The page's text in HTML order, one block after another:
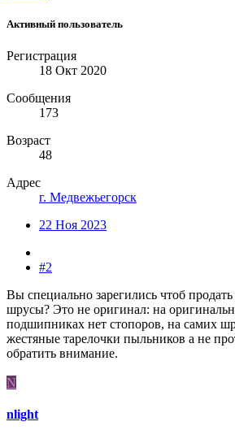
Активный пользователь
Регистрация
18 Окт 2020
Сообщения
173
Возраст
48
Адрес
г. Медвежьегорск
22 Ноя 2023
#2
Вы специально зарегились чтоб
шрусы? Это не оригинал: на
подшипниках нет стопоров, на самих
жестяные тарелочки пыльников а не
обратить внимание.
N
nlight